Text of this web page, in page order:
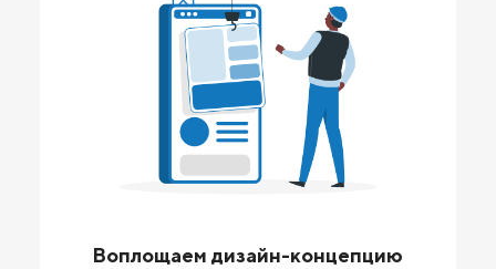
Воплощаем дизайн-концепцию